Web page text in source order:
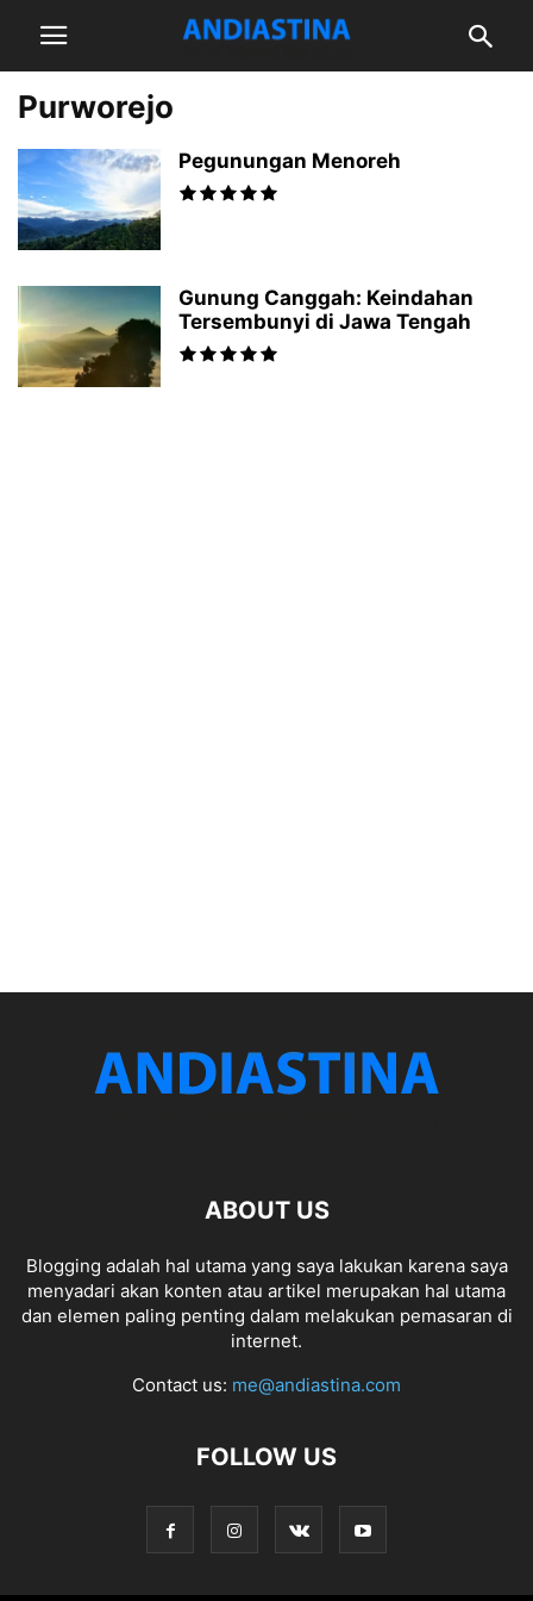
Purworejo
Pegunungan Menoreh
Gunung Canggah: Keindahan
Tersembunyi di Jawa Tengah
ABOUT US
Blogging adalah hal utama yang saya lakukan karena saya
menyadari akan konten atau artikel merupakan hal utama
dan elemen paling penting dalam melakukan pemasaran di
internet.
Contact us: me@andiastina.com
FOLLOW US